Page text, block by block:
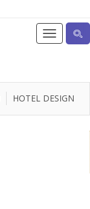
HOTEL DESIGN